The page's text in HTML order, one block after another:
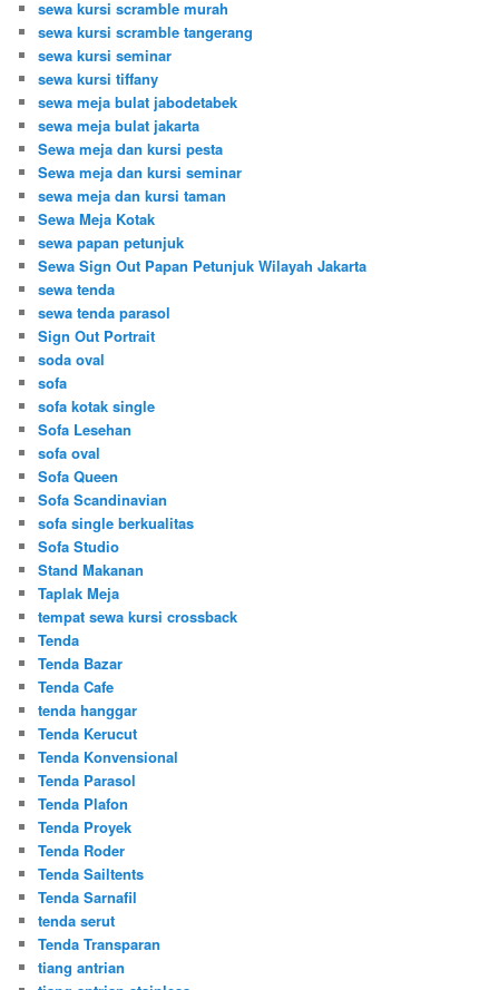
sewa kursi scramble murah
sewa kursi scramble tangerang
sewa kursi seminar
sewa kursi tiffany
sewa meja bulat jabodetabek
sewa meja bulat jakarta
Sewa meja dan kursi pesta
Sewa meja dan kursi seminar
sewa meja dan kursi taman
Sewa Meja Kotak
sewa papan petunjuk
Sewa Sign Out Papan Petunjuk Wilayah Jakarta
sewa tenda
sewa tenda parasol
Sign Out Portrait
soda oval
sofa
sofa kotak single
Sofa Lesehan
sofa oval
Sofa Queen
Sofa Scandinavian
sofa single berkualitas
Sofa Studio
Stand Makanan
Taplak Meja
tempat sewa kursi crossback
Tenda
Tenda Bazar
Tenda Cafe
tenda hanggar
Tenda Kerucut
Tenda Konvensional
Tenda Parasol
Tenda Plafon
Tenda Proyek
Tenda Roder
Tenda Sailtents
Tenda Sarnafil
tenda serut
Tenda Transparan
tiang antrian